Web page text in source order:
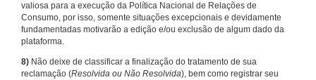
valiosa para a execução da Política Nacional de Relações de
Consumo, por isso, somente situações excepcionais e devidamente
fundamentadas motivarão a edição e/ou exclusão de algum dado da
plataforma.
8) Não deixe de classificar a finalização do tratamento de sua
reclamação (Resolvida ou Não Resolvida), bem como registrar seu